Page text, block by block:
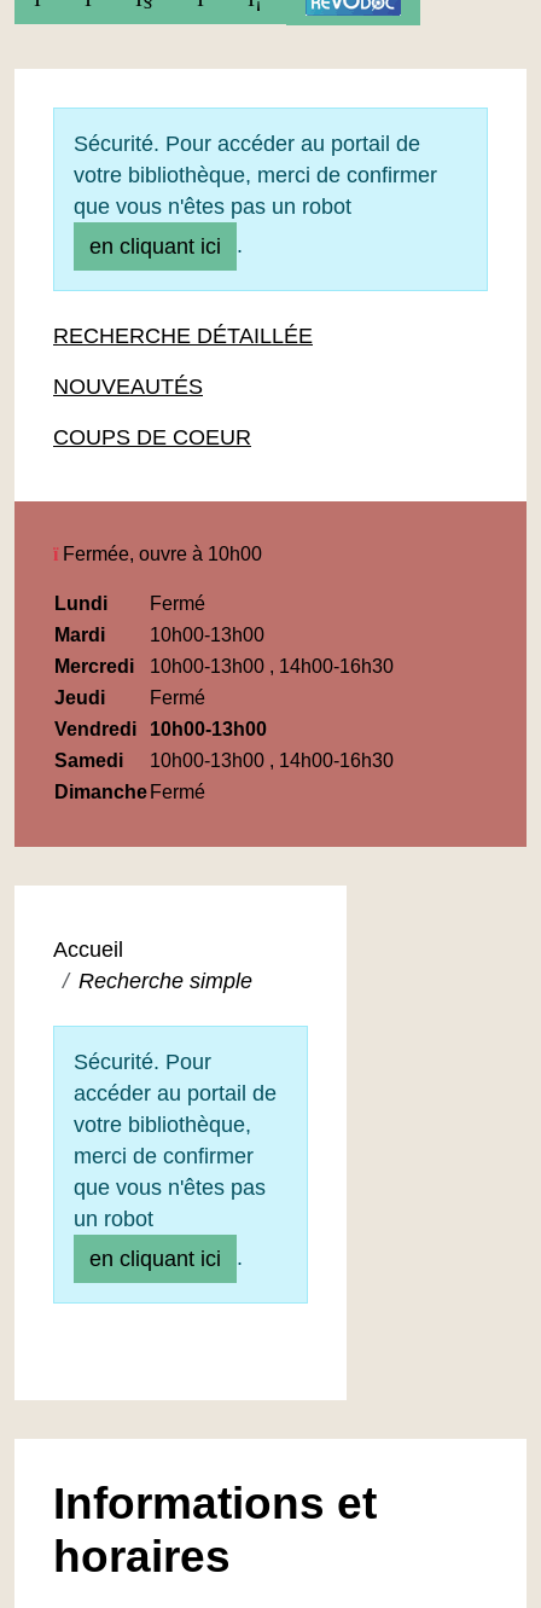
Sécurité. Pour accéder au portail de
votre bibliothèque, merci de confirmer
que vous n'êtes pas un robot
en cliquant ici
.
RECHERCHE DÉTAILLÉE
NOUVEAUTÉS
COUPS DE COEUR
Fermée, ouvre à 10h00
Horaires
Médiathèque
Maupassant
Lundi
Fermé
Mardi
10h00-13h00
Mercredi
10h00-13h00 , 14h00-16h30
Jeudi
Fermé
Vendredi
10h00-13h00
Samedi
10h00-13h00 , 14h00-16h30
Dimanche Fermé
Accueil
Recherche simple
Sécurité. Pour
accéder au portail de
votre bibliothèque,
merci de confirmer
que vous n'êtes pas
un robot
en cliquant ici
.
Informations et
horaires